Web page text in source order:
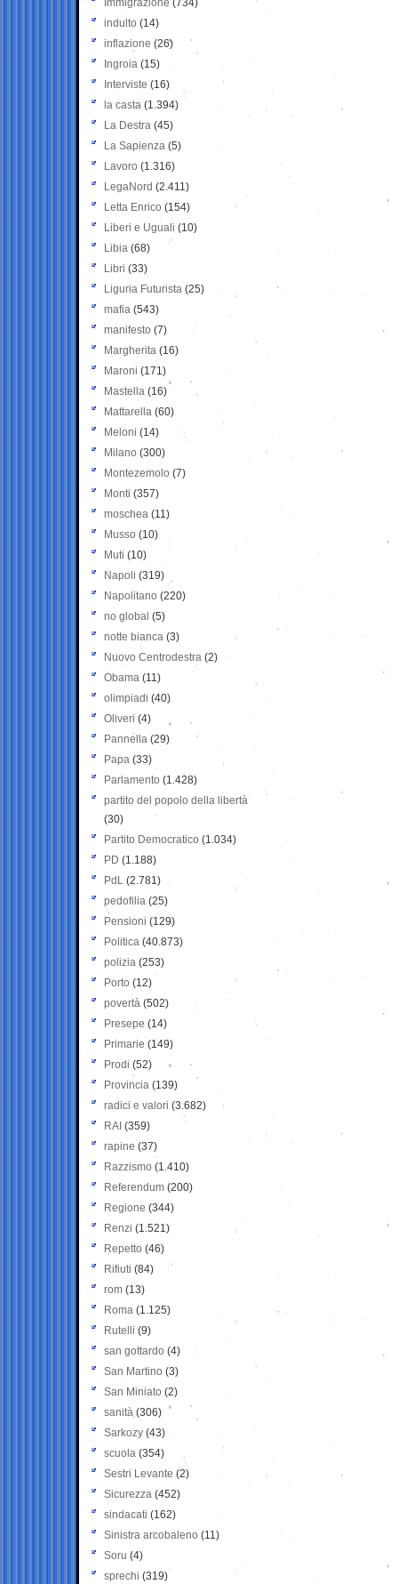
Immigrazione (734)
indulto (14)
inflazione (26)
Ingroia (15)
Interviste (16)
la casta (1.394)
La Destra (45)
La Sapienza (5)
Lavoro (1.316)
LegaNord (2.411)
Letta Enrico (154)
Liberi e Uguali (10)
Libia (68)
Libri (33)
Liguria Futurista (25)
mafia (543)
manifesto (7)
Margherita (16)
Maroni (171)
Mastella (16)
Mattarella (60)
Meloni (14)
Milano (300)
Montezemolo (7)
Monti (357)
moschea (11)
Musso (10)
Muti (10)
Napoli (319)
Napolitano (220)
no global (5)
notte bianca (3)
Nuovo Centrodestra (2)
Obama (11)
olimpiadi (40)
Oliveri (4)
Pannella (29)
Papa (33)
Parlamento (1.428)
partito del popolo della libertà
(30)
Partito Democratico (1.034)
PD (1.188)
PdL (2.781)
pedofilia (25)
Pensioni (129)
Politica (40.873)
polizia (253)
Porto (12)
povertà (502)
Presepe (14)
Primarie (149)
Prodi (52)
Provincia (139)
radici e valori (3.682)
RAI (359)
rapine (37)
Razzismo (1.410)
Referendum (200)
Regione (344)
Renzi (1.521)
Repetto (46)
Rifiuti (84)
rom (13)
Roma (1.125)
Rutelli (9)
san gottardo (4)
San Martino (3)
San Miniato (2)
sanità (306)
Sarkozy (43)
scuola (354)
Sestri Levante (2)
Sicurezza (452)
sindacati (162)
Sinistra arcobaleno (11)
Soru (4)
sprechi (319)